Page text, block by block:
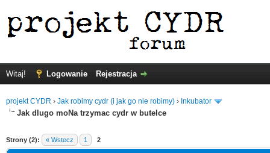
Witaj! Logowanie Rejestracja
projekt CYDR › Jak robimy cydr (i jak go nie robimy) › Inkubator
Jak dlugo moNa trzymac cydr w butelce
Strony (2): « Wstecz 1 2